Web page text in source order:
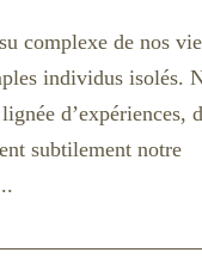
complexe de nos
individus isolés.
d’expériences,
subtilement notre